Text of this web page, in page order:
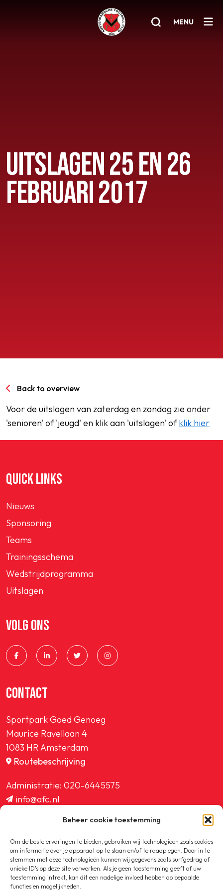
Beheer cookie toestemming
Om de beste ervaringen te bieden, gebruiken wij technologieën zoals cookies
om informatie over je apparaat op te slaan en/of te raadplegen. Door in te
stemmen met deze technologieën kunnen wij gegevens zoals surfgedrag of
unieke ID's op deze site verwerken. Als je geen toestemming geeft of uw
toestemming intrekt, kan dit een nadelige invloed hebben op bepaalde
functies en mogelijkheden.
MENU
Senioren
Clubinfo
Nieuwsoverzicht
UITSLAGEN 25 EN 26
FEBRUARI 2017
Back to overview
Voor de uitslagen van zaterdag en zondag zie onder
'senioren' of 'jeugd' en klik aan 'uitslagen' ofklik hier
QUICK LINKS
Nieuws
Sponsoring
Teams
Trainingsschema
Wedstrijdprogramma
Uitslagen
VOLG ONS
CONTACT
Sportpark Goed Genoeg
Maurice Ravellaan 4
1083 HR Amsterdam
Routebeschrijving
Administratie: 020-6445575
info@afc.nl
ledenadministratie@afc.nl